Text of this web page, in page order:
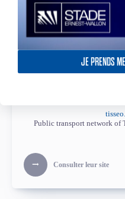
JE PRENDS
Public transport network of
Consulter leur site